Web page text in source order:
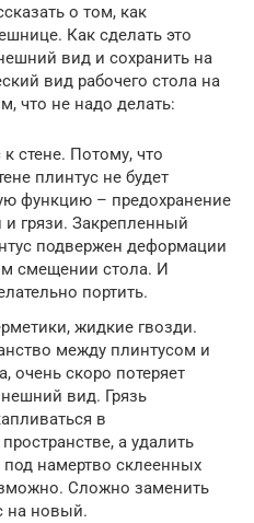
о том, как
Как сделать это
вид и сохранить на
вид рабочего стола на
что не надо делать:
стене. Потому, что
плинтус не будет
функцию – предохранение
и грязи. Закрепленный
подвержен деформации
смещении стола. И
портить.
жидкие гвозди.
между плинтусом и
очень скоро потеряет
вид. Грязь
в
а удалить
под намертво склеенных
Сложно заменить
на новый.